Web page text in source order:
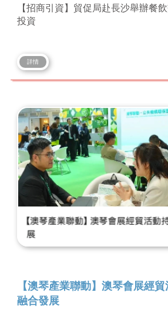
【招商引資】貿促局赴長沙舉辦餐
投資
詳情
【澳琴產業聯動】澳琴會展經
融合發展